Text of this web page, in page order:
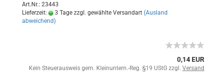
Art.Nr.: 23443
Lieferzeit:
3 Tage zzgl. gewählte Versandart (Ausland
abweichend)
0,14 EUR
Kein Steuerausweis gem. Kleinuntern.-Reg. §19 UStG zzgl. Versand